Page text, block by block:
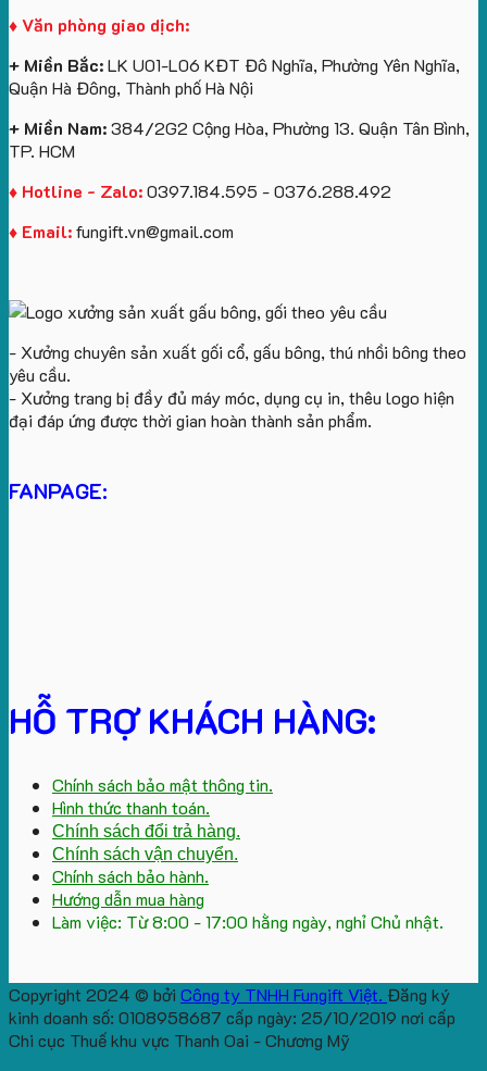
♦ Văn phòng giao dịch:
+ Miền Bắc:LK U01-L06 KĐT Đô Nghĩa, Phường Yên Nghĩa,
Quận Hà Đông, Thành phố Hà Nội
+ Miền Nam:384/2G2 Cộng Hòa, Phường 13. Quận Tân Bình,
TP. HCM
♦ Hotline - Zalo:0397.184.595 - 0376.288.492
♦ Email:fungift.vn@gmail.com
- Xưởng chuyên sản xuất gối cổ, gấu bông, thú nhồi bông theo
yêu cầu.
- Xưởng trang bị đầy đủ máy móc, dụng cụ in, thêu logo hiện
đại đáp ứng được thời gian hoàn thành sản phẩm.
FANPAGE:
HỖ TRỢ KHÁCH HÀNG:
Chính sách bảo mật thông tin.
Hình thức thanh toán.
Chính sách đổi trả hàng.
Chính sách vận chuyển.
Chính sách bảo hành.
Hướng dẫn mua hàng
Làm việc: Từ 8:00 - 17:00 hằng ngày, nghỉ Chủ nhật.
Copyright 2024 © bởi Công ty TNHH Fungift Việt. Đăng ký
kinh doanh số: 0108958687 cấp ngày: 25/10/2019 nơi cấp
Chi cục Thuế khu vực Thanh Oai - Chương Mỹ